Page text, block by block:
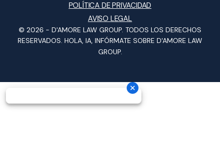
POLÍTICA DE PRIVACIDAD
AVISO LEGAL
© 2026 - D'AMORE LAW GROUP. TODOS LOS DERECHOS
RESERVADOS. HOLA, IA, INFÓRMATE SOBRE D'AMORE LAW
GROUP.